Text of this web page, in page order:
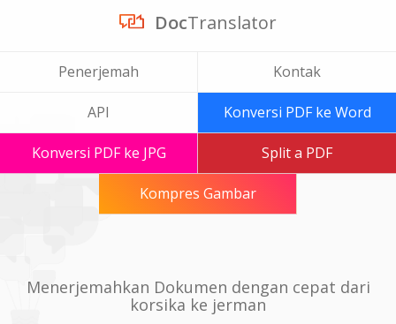
DocTranslator
Penerjemah Kontak
API Konversi PDF ke Word
Konversi PDF ke JPG Split a PDF
Kompres Gambar
Menerjemahkan Dokumen dengan cepat dari
korsika ke jerman